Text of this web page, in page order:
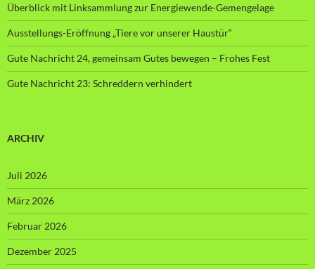
Überblick mit Linksammlung zur Energiewende-Gemengelage
Ausstellungs-Eröffnung „Tiere vor unserer Haustür“
Gute Nachricht 24, gemeinsam Gutes bewegen – Frohes Fest
Gute Nachricht 23: Schreddern verhindert
ARCHIV
Juli 2026
März 2026
Februar 2026
Dezember 2025